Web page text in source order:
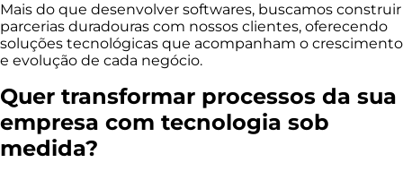
Mais do que desenvolver softwares, buscamos construir
parcerias duradouras com nossos clientes, oferecendo
soluções tecnológicas que acompanham o crescimento
e evolução de cada negócio.
Quer transformar processos da sua
empresa com tecnologia sob
medida?